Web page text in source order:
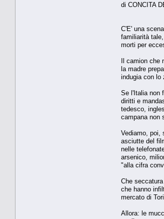
di CONCITA
C'E' una
familiarità
morti per
Il camion che
la madre
indugia con lo
Se l'Italia non
diritti e
tedesco,
campana non
Vediamo, poi,
asciutte del
nelle
arsenico,
"alla cifra
Che
che hanno
mercato di
Allora: le